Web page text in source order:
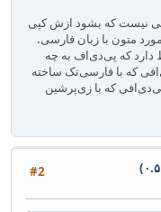
نیست که بشود ازش کپی
متون با زبان فارسی.
دارد که پی‌دی‌اف به چه
که با فارسی‌تک ساخته
که با زی‌پرشین
#2